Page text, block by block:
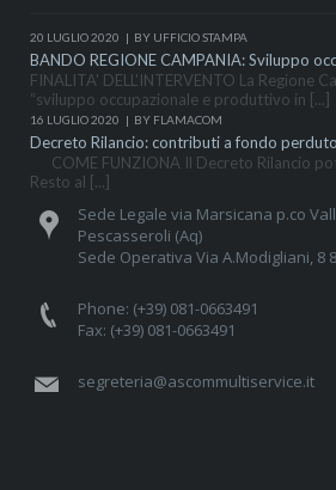
20 LUGLIO 2020 BY UFFICIO STAMPA
BANDO REGIONE CAMPANIA: Sviluppo
FINALITA' DELL'INTERVENTO La Regione
“sviluppo occupazionale e produttivo in [...]
16 LUGLIO 2020 BY FLAMACOM
Decreto Rilancio: contributi a fondo
COME FUNZIONA Il Decreto Rilancio
Resto al [...]
Sede Legale via Marsicana p.co
Pescasseroli (Aq)
Sede Operativa Via A.Modigliani, 8
Phone: (+39) 081-0663491
Fax: (+39) 081-0663491
segreteria@ascommultiservice.it